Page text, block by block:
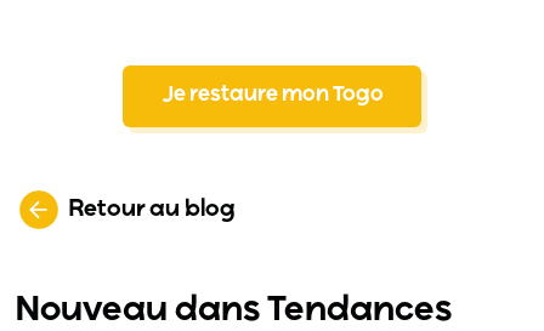
Je restaure mon Togo
Retour au blog
Nouveau dans Tendances